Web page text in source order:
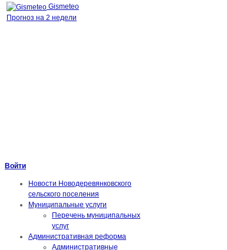
Gismeteo
Прогноз на 2 недели
Войти
Новости Новодеревянковского
сельского поселения
Муниципальные услуги
Перечень муниципальных
услуг
Административная реформа
Административные